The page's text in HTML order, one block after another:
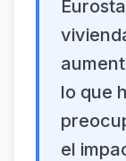
lo que
el